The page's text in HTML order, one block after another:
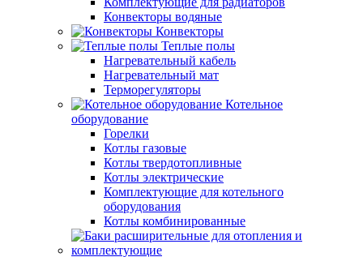
Конвекторы водяные
Конвекторы
Теплые полы
Нагревательный кабель
Нагревательный мат
Терморегуляторы
Котельное
оборудование
Горелки
Котлы газовые
Котлы твердотопливные
Котлы электрические
Комплектующие для котельного
оборудования
Котлы комбинированные